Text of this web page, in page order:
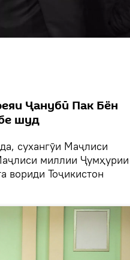
Ҷанубӣ Пак Бён
шуд
сухангӯи Маҷлиси
миллии Ҷумҳурии
вориди Тоҷикистон